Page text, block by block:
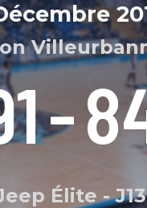
-
Élite-J13